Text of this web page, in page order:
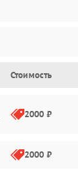
Стоимость
2000 ₽
2000 ₽